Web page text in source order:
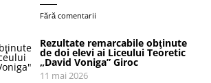
Fără comentarii
Rezultate remarcabile obţinute
de doi elevi ai Liceului Teoretic
„David Voniga” Giroc
11 mai 2026